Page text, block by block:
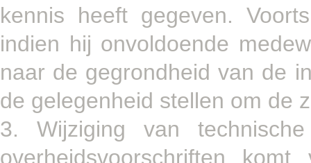
kennis heeft gegeven.
indien hij onvoldoende
naar de gegrondheid van de
de gelegenheid stellen om de
3. Wijziging van
overheidsvoorschriften